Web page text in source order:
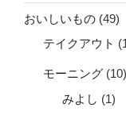
おいしいもの (49)
テイクアウト
モーニング (10)
みよし (1)